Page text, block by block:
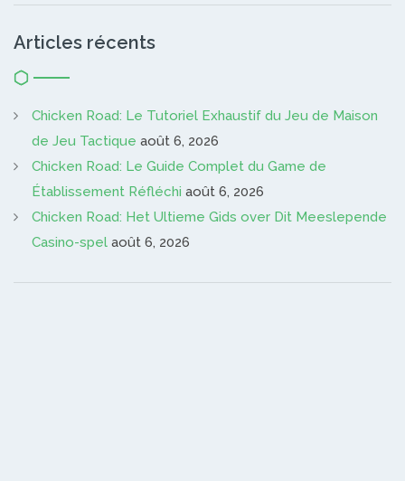
Articles récents
Chicken Road: Le Tutoriel Exhaustif du Jeu de Maison
de Jeu Tactique août 6, 2026
Chicken Road: Le Guide Complet du Game de
Établissement Réfléchi août 6, 2026
Chicken Road: Het Ultieme Gids over Dit Meeslepende
Casino-spel août 6, 2026